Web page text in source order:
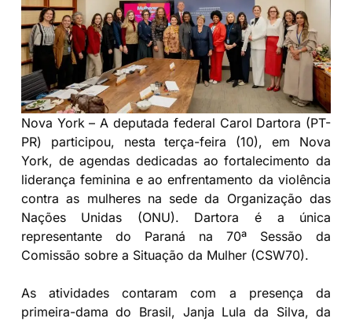
Nova York – A deputada federal Carol Dartora (PT-
PR) participou, nesta terça-feira (10), em Nova
York, de agendas dedicadas ao fortalecimento da
liderança feminina e ao enfrentamento da violência
contra as mulheres na sede da Organização das
Nações Unidas (ONU). Dartora é a única
representante do Paraná na 70ª Sessão da
Comissão sobre a Situação da Mulher (CSW70).
As atividades contaram com a presença da
primeira-dama do Brasil, Janja Lula da Silva, da